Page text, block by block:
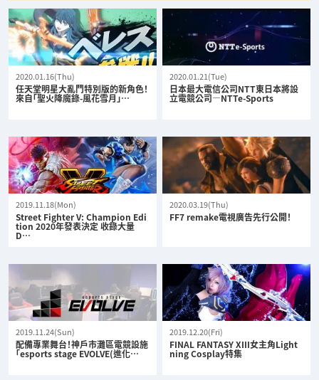
2020.01.16(Thu)
任天堂明星大亂鬥特別版的新角色！
來自「聖火降魔錄-風花雪月」…
2020.01.21(Tue)
日本最大電信公司NTT東日本將設
立電競公司—NTTe-Sports
2019.11.18(Mon)
Street Fighter V: Champion Edi
tion 2020年發表決定 收錄大量
D…
2020.03.19(Thu)
FF7 remake電視廣告先行公開！
2019.11.24(Sun)
配備專業舞台！神戶市灘區電競設施
「esports stage EVOLVE(進化…
2019.12.20(Fri)
FINAL FANTASY XIII女主角Light
ning Cosplay特集